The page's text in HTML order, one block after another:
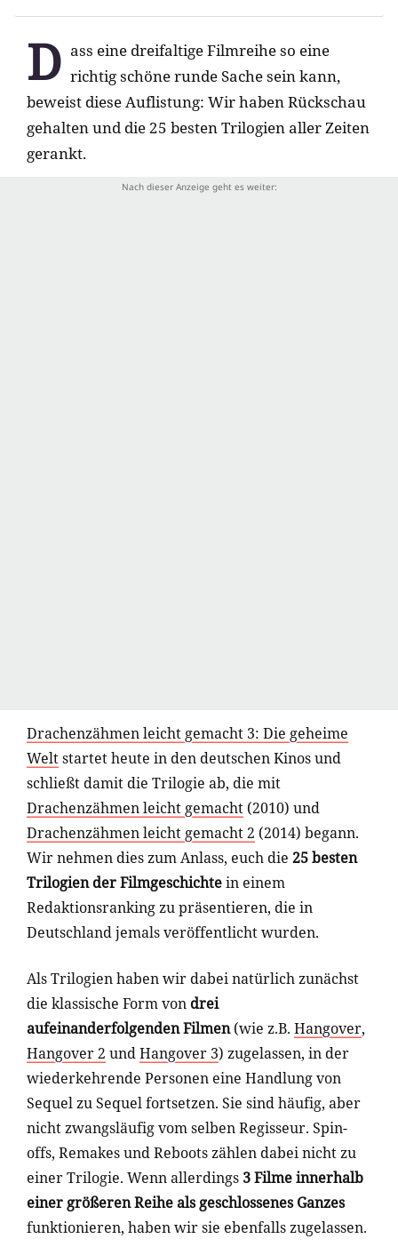
D ass eine dreifaltige Filmreihe so eine
richtig schöne runde Sache sein kann,
beweist diese Auflistung: Wir haben Rückschau
gehalten und die 25 besten Trilogien aller Zeiten
gerankt.
Drachenzähmen leicht gemacht 3: Die geheime
Weltstartet heute in den deutschen Kinos und
schließt damit die Trilogie ab, die mit
Drachenzähmen leicht gemacht (2010) und
Drachenzähmen leicht gemacht 2 (2014) begann.
Wir nehmen dies zum Anlass, euch die 25 besten
Trilogien der Filmgeschichtein einem
Redaktionsranking zu präsentieren, die in
Deutschland jemals veröffentlicht wurden.
Als Trilogien haben wir dabei natürlich zunächst
die klassische Form von drei
aufeinanderfolgenden Filmen(wie z.B. Hangover,
Hangover 2 undHangover 3) zugelassen, in der
wiederkehrende Personen eine Handlung von
Sequel zu Sequel fortsetzen. Sie sind häufig, aber
nicht zwangsläufig vom selben Regisseur. Spin-
offs, Remakes und Reboots zählen dabei nicht zu
einer Trilogie. Wenn allerdings 3 Filme innerhalb
einer größeren Reihe als geschlossenes Ganzes
funktionieren, haben wir sie ebenfalls zugelassen.